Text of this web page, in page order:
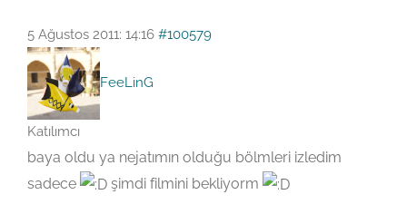
5 Ağustos 2011: 14:16 #100579
FeeLinG
Katılımcı
baya oldu ya nejatımın olduğu bölmleri izledim
sadece
şimdi filmini bekliyorm